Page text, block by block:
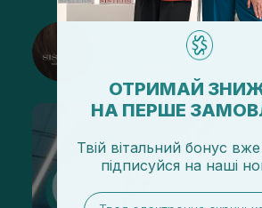
@sisters_stelmakh в
ОТРИМАЙ
НА ПЕРШЕ
Твій вітальний бонус
підписуйся на наші
email